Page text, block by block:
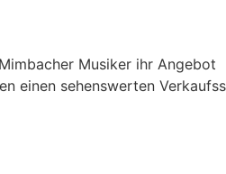
Musiker ihr Angebot
einen sehenswerten